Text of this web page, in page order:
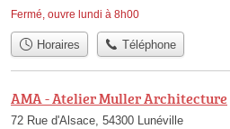
Fermé, ouvre lundi à 8h00
Horaires Téléphone
AMA - Atelier Muller Architecture
72 Rue d'Alsace, 54300 Lunéville